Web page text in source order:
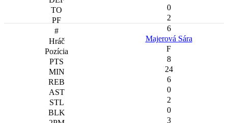
0
2
6
Majerová Sára
F
8
24
6
0
2
0
3